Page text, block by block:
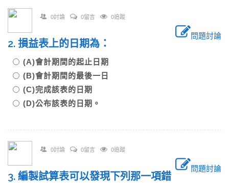
0討論 0留言 0追蹤
問題討論
2. 損益表上的日期為：
(A)會計期間的起止日期
(B)會計期間的最後一日
(C)完成該表的日期
(D)公布該表的日期。
0討論 0留言 0追蹤
問題討論
3. 編製試算表可以發現下列那一項錯